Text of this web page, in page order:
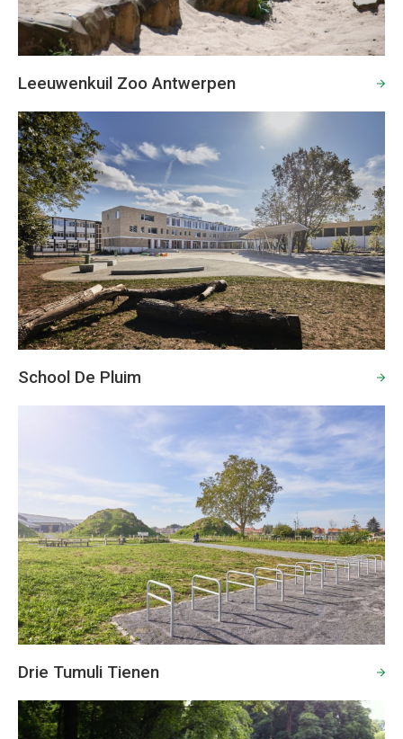
Leeuwenkuil Zoo Antwerpen
School De Pluim
Drie Tumuli Tienen